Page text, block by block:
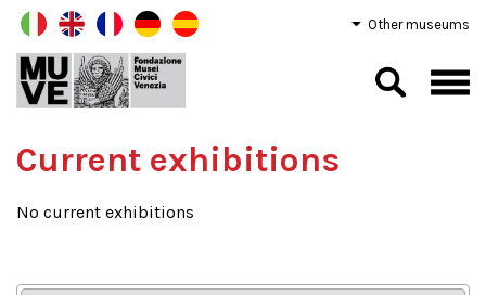
Other museums
Current exhibitions
No current exhibitions